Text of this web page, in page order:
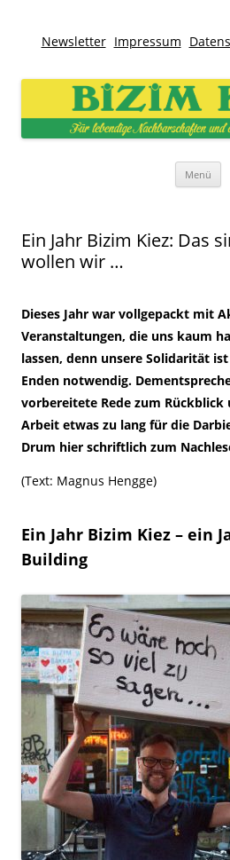
Newsletter Impressum
Bizim Kiez – Unser
Für lebendige Nachbarschaften und
Menü
Ein Jahr Bizim Kiez: Das
wollen wir …
Dieses Jahr war vollgepackt mit
Veranstaltungen, die uns kaum
lassen, denn unsere Solidarität
Enden notwendig.
vorbereitete Rede zum
Arbeit etwas zu lang für die
Drum hier schriftlich zum
(Text: Magnus Hengge)
Ein Jahr Bizim Kiez – ein
Building